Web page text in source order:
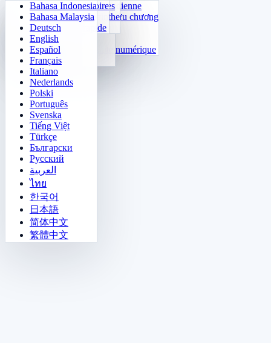
Arithmétique quotidienne
Huấn luyện bảng cửu chương
24 Calcul rapide
Fonctions
Compléter la suite numérique
Sudoku
Klotski numérique
2048
Tetris
Démineur
Gomoku
Éteins les lumières
Quête du labyrinthe
Défi Sokoban
Matrice mémoire
Suivi de cible
Repérage rapide
Bahasa Indonesia
Bahasa Malaysia
Deutsch
English
Español
Français
Italiano
Nederlands
Polski
Português
Svenska
Tiếng Việt
Türkçe
Български
Русский
العربية
ไทย
한국어
日本語
简体中文
繁體中文